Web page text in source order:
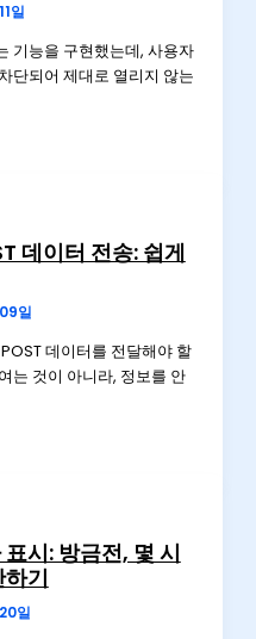
일
기능을 구현했는데, 사용자
단되어 제대로 열리지 않는
데이터 전송: 쉽게
일
데이터를 전달해야 할
는 것이 아니라, 정보를 안
시: 방금전, 몇 시
기
일